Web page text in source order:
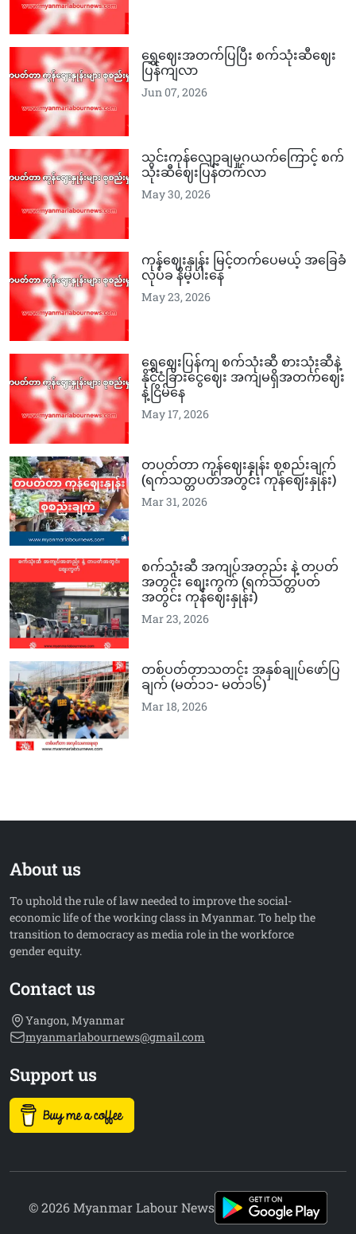
ရွှေဈေးအတက်ပြပြီး စက်သုံးဆီဈေး
ပြန်ကျလာ
Jun 07, 2026
သွင်းကုန်လျော့ချမှုဂယက်ကြောင့် စက်
သုံးဆီဈေးပြန်တက်လာ
May 30, 2026
ကုန်ဈေးနှုန်း မြင့်တက်ပေမယ့် အခြေခံ
လုပ်ခ နိမ့်ပါးနေ
May 23, 2026
ရွှေဈေးပြန်ကျ စက်သုံးဆီ စားသုံးဆီနဲ့
နိုင်ငံခြားငွေဈေး အကျမရှိအတက်ဈေး
နဲ့ငြိမ်နေ
May 17, 2026
တပတ်တာ ကုန်ဈေးနှုန်း စုစည်းချက်
(ရက်သတ္တပတ်အတွင်း ကုန်ဈေးနှုန်း)
Mar 31, 2026
စက်သုံးဆီ အကျပ်အတည်း နဲ့ တပတ်
အတွင်း စျေးကွက် (ရက်သတ္တပတ်
အတွင်း ကုန်ဈေးနှုန်း)
Mar 23, 2026
တစ်ပတ်တာသတင်း အနှစ်ချုပ်ဖော်ပြ
ချက် (မတ်၁၁-‌‌ မတ်၁၆)
Mar 18, 2026
About us
To uphold the rule of law needed to improve the social-
economic life of the working class in Myanmar. To help the
transition to democracy as media role in the workforce
gender equity.
Contact us
Yangon, Myanmar
myanmarlabournews@gmail.com
Support us
© 2026 Myanmar Labour News